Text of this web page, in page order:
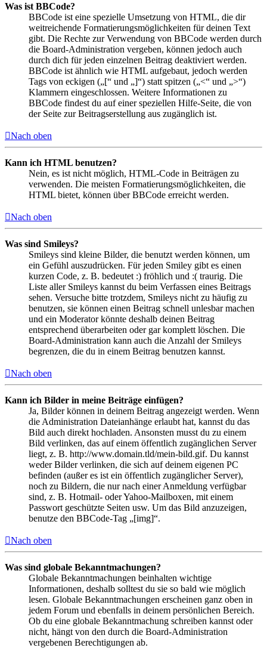
Was ist BBCode?
BBCode ist eine spezielle Umsetzung von HTML, die dir
weitreichende Formatierungsmöglichkeiten für deinen Text
gibt. Die Rechte zur Verwendung von BBCode werden durch
die Board-Administration vergeben, können jedoch auch
durch dich für jeden einzelnen Beitrag deaktiviert werden.
BBCode ist ähnlich wie HTML aufgebaut, jedoch werden
Tags von eckigen („[“ und „]“) statt spitzen („<“ und „>“)
Klammern eingeschlossen. Weitere Informationen zu
BBCode findest du auf einer speziellen Hilfe-Seite, die von
der Seite zur Beitragserstellung aus zugänglich ist.
Nach oben
Kann ich HTML benutzen?
Nein, es ist nicht möglich, HTML-Code in Beiträgen zu
verwenden. Die meisten Formatierungsmöglichkeiten, die
HTML bietet, können über BBCode erreicht werden.
Nach oben
Was sind Smileys?
Smileys sind kleine Bilder, die benutzt werden können, um
ein Gefühl auszudrücken. Für jeden Smiley gibt es einen
kurzen Code, z. B. bedeutet :) fröhlich und :( traurig. Die
Liste aller Smileys kannst du beim Verfassen eines Beitrags
sehen. Versuche bitte trotzdem, Smileys nicht zu häufig zu
benutzen, sie können einen Beitrag schnell unlesbar machen
und ein Moderator könnte deshalb deinen Beitrag
entsprechend überarbeiten oder gar komplett löschen. Die
Board-Administration kann auch die Anzahl der Smileys
begrenzen, die du in einem Beitrag benutzen kannst.
Nach oben
Kann ich Bilder in meine Beiträge einfügen?
Ja, Bilder können in deinem Beitrag angezeigt werden. Wenn
die Administration Dateianhänge erlaubt hat, kannst du das
Bild auch direkt hochladen. Ansonsten musst du zu einem
Bild verlinken, das auf einem öffentlich zugänglichen Server
liegt, z. B. http://www.domain.tld/mein-bild.gif. Du kannst
weder Bilder verlinken, die sich auf deinem eigenen PC
befinden (außer es ist ein öffentlich zugänglicher Server),
noch zu Bildern, die nur nach einer Anmeldung verfügbar
sind, z. B. Hotmail- oder Yahoo-Mailboxen, mit einem
Passwort geschützte Seiten usw. Um das Bild anzuzeigen,
benutze den BBCode-Tag „[img]“.
Nach oben
Was sind globale Bekanntmachungen?
Globale Bekanntmachungen beinhalten wichtige
Informationen, deshalb solltest du sie so bald wie möglich
lesen. Globale Bekanntmachungen erscheinen ganz oben in
jedem Forum und ebenfalls in deinem persönlichen Bereich.
Ob du eine globale Bekanntmachung schreiben kannst oder
nicht, hängt von den durch die Board-Administration
vergebenen Berechtigungen ab.